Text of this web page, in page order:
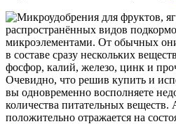
распространённых видов
микроэлементами. От обычных
в составе сразу нескольких
фосфор, калий, железо, цинк и
Очевидно, что решив купить и
вы одновременно восполняете
количества питательных веществ.
положительно отражается на